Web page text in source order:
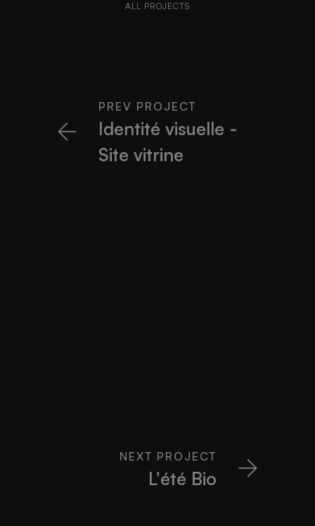
PREV PROJECT
Identité visuelle -
Site vitrine
NEXT PROJECT
L'été Bio
ALL PROJECTS